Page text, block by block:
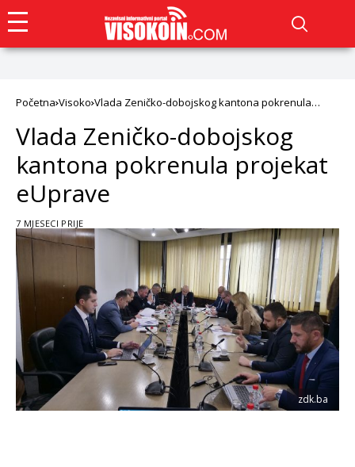
Početna Visoko Vlada Zeničko-dobojskog kantona pokrenula
Vlada Zeničko-dobojskog
kantona pokrenula projekat
eUprave
7 MJESECI PRIJE
zdk.ba